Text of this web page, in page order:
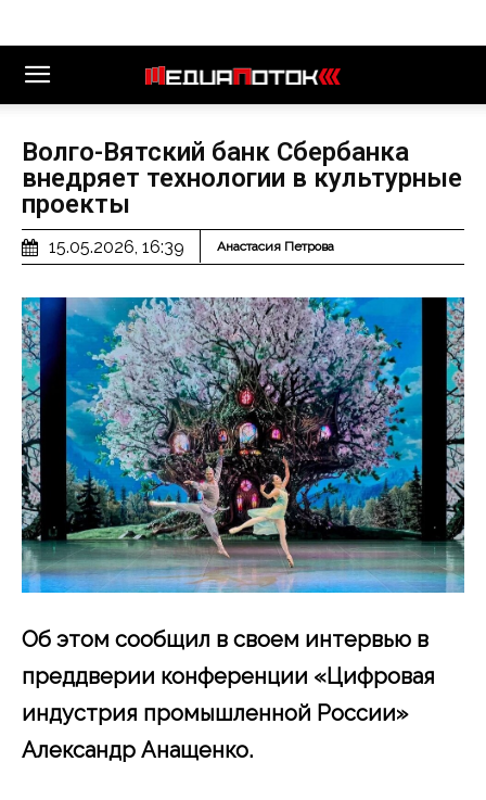
Волго-Вятский банк Сбербанка
внедряет технологии в культурные
проекты
15.05.2026, 16:39 Анастасия Петрова
Об этом сообщил в своем интервью в
преддверии конференции «Цифровая
индустрия промышленной России»
Александр Анащенко.